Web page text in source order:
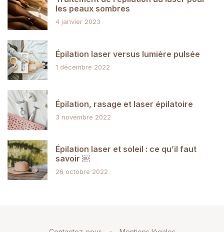
les peaux sombres
4 janvier 2023
Épilation laser versus lumière pulsée
1 décembre 2022
Épilation, rasage et laser épilatoire
3 novembre 2022
Épilation laser et soleil : ce qu’il faut
savoir ￼
26 octobre 2022